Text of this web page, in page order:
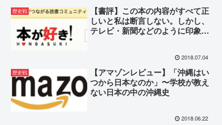
歴史戦
【書評】この本の内容がすべて正
しいと私は断言しない。しかし、
テレビ・新聞などのように印象操
2018.07.04
歴史戦
【アマゾンレビュー】「沖縄はい
つから日本なのか」〜学校が教え
ない日本の中の沖縄史
2018.06.22